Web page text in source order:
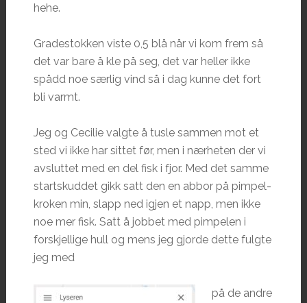
hehe.
Gradestokken viste 0,5 blå når vi kom frem så
det var bare å kle på seg, det var heller ikke
spådd noe særlig vind så i dag kunne det fort
bli varmt.
Jeg og Cecilie valgte å tusle sammen mot et
sted vi ikke har sittet før, men i nærheten der vi
avsluttet med en del fisk i fjor. Med det samme
startskuddet gikk satt den en abbor på pimpel-
kroken min, slapp ned igjen et napp, men ikke
noe mer fisk. Satt å jobbet med pimpelen i
forskjellige hull og mens jeg gjorde dette fulgte
jeg med
på de andre